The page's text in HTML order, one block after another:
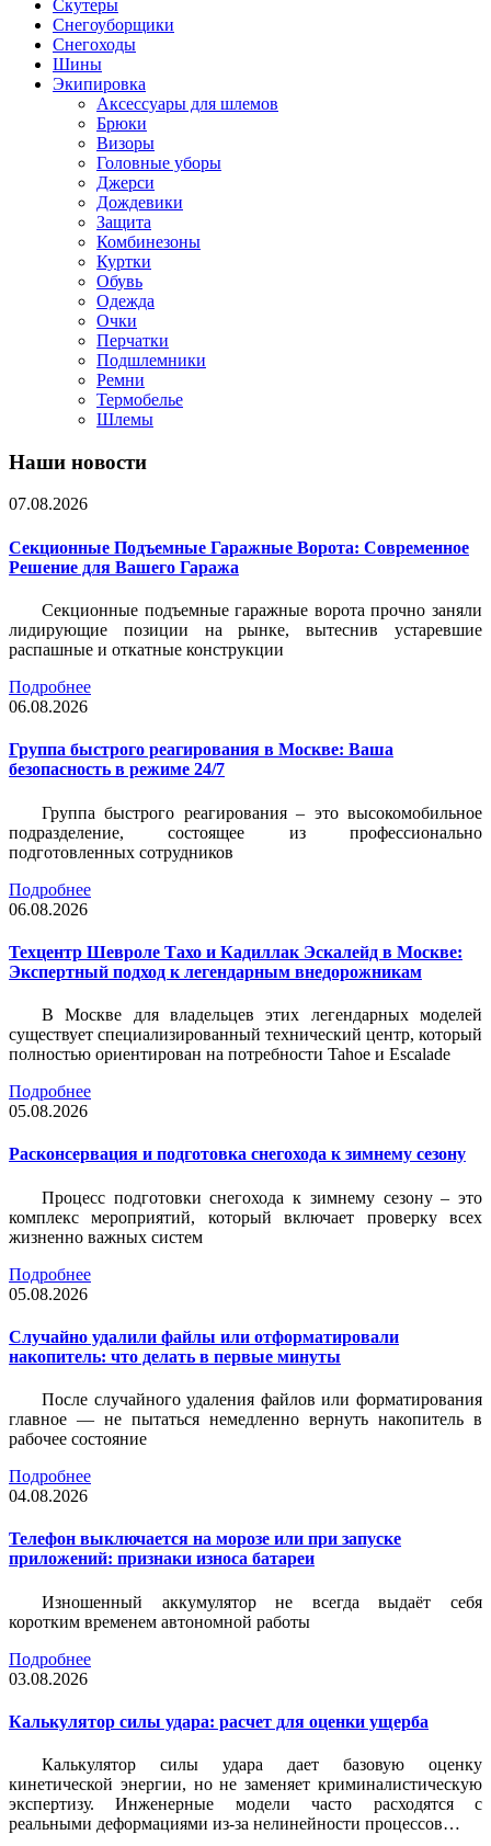
Скутеры
Снегоуборщики
Снегоходы
Шины
Экипировка
Аксессуары для шлемов
Брюки
Визоры
Головные уборы
Джерси
Дождевики
Защита
Комбинезоны
Куртки
Обувь
Одежда
Очки
Перчатки
Подшлемники
Ремни
Термобелье
Шлемы
Наши новости
07.08.2026
Секционные Подъемные Гаражные Ворота: Современное
Решение для Вашего Гаража
Секционные подъемные гаражные ворота прочно заняли
лидирующие позиции на рынке, вытеснив устаревшие
распашные и откатные конструкции
Подробнее
06.08.2026
Группа быстрого реагирования в Москве: Ваша
безопасность в режиме 24/7
Группа быстрого реагирования – это высокомобильное
подразделение, состоящее из профессионально
подготовленных сотрудников
Подробнее
06.08.2026
Техцентр Шевроле Тахо и Кадиллак Эскалейд в Москве:
Экспертный подход к легендарным внедорожникам
В Москве для владельцев этих легендарных моделей
существует специализированный технический центр, который
полностью ориентирован на потребности Tahoe и Escalade
Подробнее
05.08.2026
Расконсервация и подготовка снегохода к зимнему сезону
Процесс подготовки снегохода к зимнему сезону – это
комплекс мероприятий, который включает проверку всех
жизненно важных систем
Подробнее
05.08.2026
Случайно удалили файлы или отформатировали
накопитель: что делать в первые минуты
После случайного удаления файлов или форматирования
главное — не пытаться немедленно вернуть накопитель в
рабочее состояние
Подробнее
04.08.2026
Телефон выключается на морозе или при запуске
приложений: признаки износа батареи
Изношенный аккумулятор не всегда выдаёт себя
коротким временем автономной работы
Подробнее
03.08.2026
Калькулятор силы удара: расчет для оценки ущерба
Калькулятор силы удара дает базовую оценку
кинетической энергии, но не заменяет криминалистическую
экспертизу. Инженерные модели часто расходятся с
реальными деформациями из-за нелинейности процессов…